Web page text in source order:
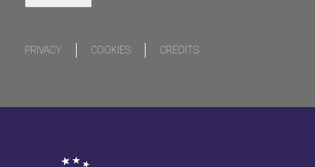
PRIVACY COOKIES CREDITS